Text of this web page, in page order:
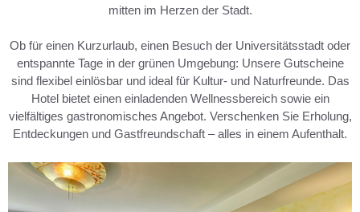
mitten im Herzen der Stadt.
Ob für einen Kurzurlaub, einen Besuch der Universitätsstadt oder
entspannte Tage in der grünen Umgebung: Unsere Gutscheine
sind flexibel einlösbar und ideal für Kultur- und Naturfreunde. Das
Hotel bietet einen einladenden Wellnessbereich sowie ein
vielfältiges gastronomisches Angebot. Verschenken Sie Erholung,
Entdeckungen und Gastfreundschaft – alles in einem Aufenthalt.